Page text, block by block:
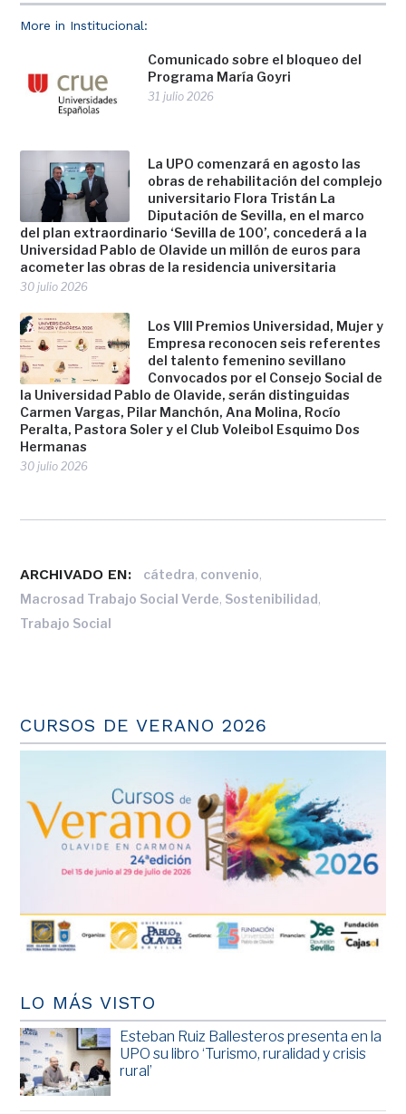
More in Institucional:
Comunicado sobre el bloqueo del
Programa María Goyri
31 julio 2026
La UPO comenzará en agosto las
obras de rehabilitación del complejo
universitario Flora Tristán La
Diputación de Sevilla, en el marco
del plan extraordinario ‘Sevilla de 100’, concederá a la
Universidad Pablo de Olavide un millón de euros para
acometer las obras de la residencia universitaria
30 julio 2026
Los VIII Premios Universidad, Mujer y
Empresa reconocen seis referentes
del talento femenino sevillano
Convocados por el Consejo Social de
la Universidad Pablo de Olavide, serán distinguidas
Carmen Vargas, Pilar Manchón, Ana Molina, Rocío
Peralta, Pastora Soler y el Club Voleibol Esquimo Dos
Hermanas
30 julio 2026
ARCHIVADO EN: cátedra, convenio,
Macrosad Trabajo Social Verde, Sostenibilidad,
Trabajo Social
CURSOS DE VERANO 2026
LO MÁS VISTO
Esteban Ruiz Ballesteros presenta en la
UPO su libro ‘Turismo, ruralidad y crisis
rural’